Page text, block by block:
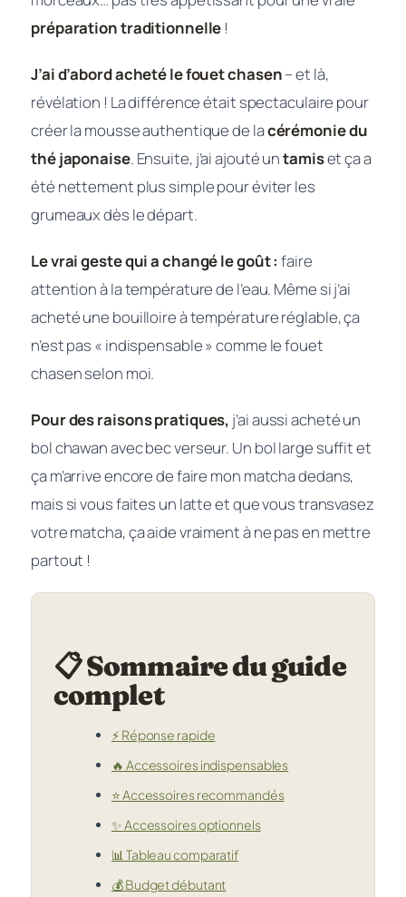
préparation traditionnelle !
J’ai d’abord acheté le fouet chasen– et là,
révélation ! La différence était spectaculaire pour
créer la mousse authentique de lacérémonie du
thé japonaise. Ensuite, j’ai ajouté untamiset ça a
été nettement plus simple pour éviter les
grumeaux dès le départ.
Le vrai geste qui a changé le goût : faire
attention à la température de l’eau. Même si j’ai
acheté une bouilloire à température réglable, ça
n’est pas « indispensable » comme le fouet
chasen selon moi.
Pour des raisons pratiques, j’ai aussi acheté un
bol chawan avec bec verseur. Un bol large suffit et
ça m’arrive encore de faire mon matcha dedans,
mais si vous faites un latte et que vous transvasez
votre matcha, ça aide vraiment à ne pas en mettre
partout !
📋 Sommaire du guide
complet
⚡ Réponse rapide
🔥 Accessoires indispensables
⭐Accessoires recommandés
✨Accessoires optionnels
📊 Tableau comparatif
💰Budget débutant